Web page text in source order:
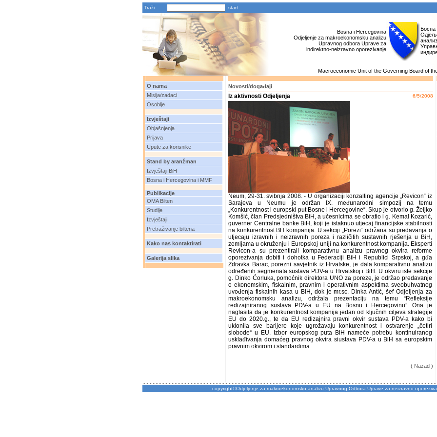
Traži
Bosna i Hercegovina
Odjeljenje za makroekonomsku analizu
Upravnog odbora Uprave za
indirektno-neizravno oporezivanje
Босна
Macroeconomic Unit of the Governing Board of
O nama
Misija/zadaci
Osoblje
Izvještaji
Objašnjenja
Prijava
Upute za korisnike
Stand by aranžman
Izvještaji BiH
Bosna i Hercegovina i MMF
Publikacije
OMA Bilten
Studije
Izvještaji
Pretraživanje biltena
Kako nas kontaktirati
Galerija slika
Novosti/događaji
Iz aktivnosti Odjeljenja 6/5/2008
Neum, 29-31. svibnja 2008. - U organizaciji konzalting agencije „Revicon“ iz
Sarajeva u Neumu je održan IX. međunarodni simpozij na temu
„Konkurentnost i europski put Bosne i Hercegovine“. Skup je otvorio g. Željko
Komšić, član Predsjedništva BiH, a učesnicima se obratio i g. Kemal Kozarić,
guverner Centralne banke BiH, koji je istaknuo utjecaj financijske stabilnosti
na konkurentnost BH kompanija. U sekciji „Porezi“ održana su predavanja o
utjecaju izravnih i neizravnih poreza i različitih sustavnih rješenja u BiH,
zemljama u okruženju i Europskoj uniji na konkurentnost kompanija. Eksperti
Revicon-a su prezentirali komparativnu analizu pravnog okvira reforme
oporezivanja dobiti i dohotka u Federaciji BiH i Republici Srpskoj, a gđa
Zdravka Barac, porezni savjetnik iz Hrvatske, je dala komparativnu analizu
određenih segmenata sustava PDV-a u Hrvatskoj i BiH. U okviru iste sekcije
g. Dinko Ćorluka, pomoćnik direktora UNO za poreze, je održao predavanje
o ekonomskim, fiskalnim, pravnim i operativnim aspektima sveobuhvatnog
uvođenja fiskalnih kasa u BiH, dok je mr.sc. Dinka Antić, šef Odjeljenja za
makroekonomsku analizu, održala prezentaciju na temu “Refleksije
redizajniranog sustava PDV-a u EU na Bosnu i Hercegovinu”. Ona je
naglasila da je konkurentnost kompanija jedan od ključnih ciljeva strategije
EU do 2020.g., te da EU redizajnira pravni okvir sustava PDV-a kako bi
uklonila sve barijere koje ugrožavaju konkurentnost i ostvarenje „četiri
slobode“ u EU. Izbor europskog puta BiH nameće potrebu kontinuiranog
usklađivanja domaćeg pravnog okvira siustava PDV-a u BiH sa europskim
pravnim okvirom i standardima.
( Nazad )
copyright©Odjeljenje za makroekonomsku analizu Upravnog Odbora Uprave za neizravno